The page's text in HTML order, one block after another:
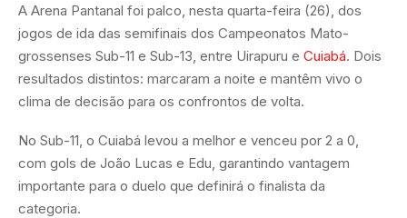
A Arena Pantanal foi palco, nesta quarta-feira (26), dos
jogos de ida das semifinais dos Campeonatos Mato-
grossenses Sub-11 e Sub-13, entre Uirapuru e Cuiabá. Dois
resultados distintos: marcaram a noite e mantêm vivo o
clima de decisão para os confrontos de volta.
No Sub-11, o Cuiabá levou a melhor e venceu por 2 a 0,
com gols de João Lucas e Edu, garantindo vantagem
importante para o duelo que definirá o finalista da
categoria.